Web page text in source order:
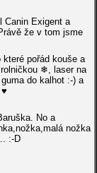
Canin Exigent a
že v tom jsme
které pořád kouše a
❄, laser na
do kalhot :-) a
No a
nožka
:-D